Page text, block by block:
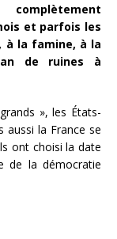
et parfois les
à la famine, à la
de ruines à
», les États-
aussi la France se
ont choisi la date
de la démocratie